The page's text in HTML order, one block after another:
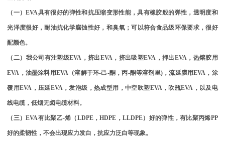
（一）EVA具有很好的弹性和抗压缩变形性能，具有橡胶般的弹性，透明度和
光泽度很好，耐油抗化学腐蚀性好，和臭氧；可以符合食品级环保要求，很好
配颜色。
（二）我公司有注塑级EVA ，挤出EVA，挤出吸塑EVA ，押出EVA，热熔胶用
EVA ，油墨涂料用EVA（溶解于环-己-酮，丙-酮等溶剂里)，流延膜用EVA ，涂
覆用EVA ，压延EVA，发泡级，热成型用，中空吹塑EVA，吹瓶EVA ，以及电
线电缆，低烟无卤电缆材料。
（三）EVA有比聚乙-烯（LDPE，HDPE ， LLDPE）好的弹性，有比聚丙烯PP
好的柔韧性，不会出现应力发白，抗应力泛白等现象。